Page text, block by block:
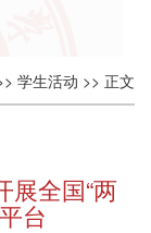
学生活动 >> 正文
展全国“两
台